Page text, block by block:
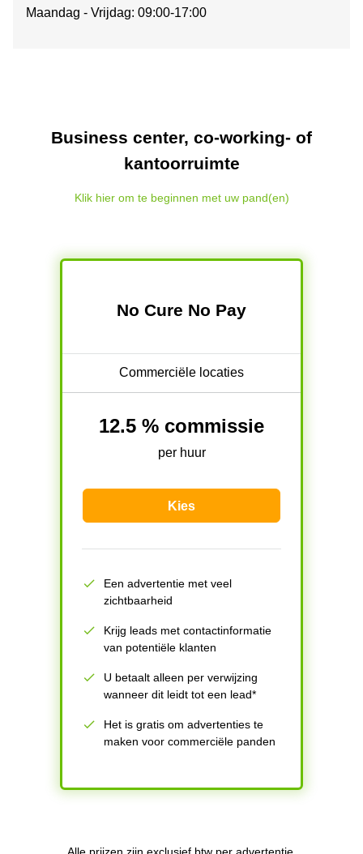
Maandag - Vrijdag: 09:00-17:00
Business center, co-working- of
kantoorruimte
Klik hier om te beginnen met uw pand(en)
No Cure No Pay
Commerciële locaties
12.5 % commissie
per huur
Kies
Een advertentie met veel
zichtbaarheid
Krijg leads met contactinformatie
van potentiële klanten
U betaalt alleen per verwijzing
wanneer dit leidt tot een lead*
Het is gratis om advertenties te
maken voor commerciële panden